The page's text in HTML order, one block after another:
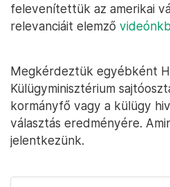
felevenítettük az amerikai
relevanciáit elemző
Megkérdeztük egyébként
Külügyminisztérium
kormányfő vagy a külügy
választás eredményére.
jelentkezünk.